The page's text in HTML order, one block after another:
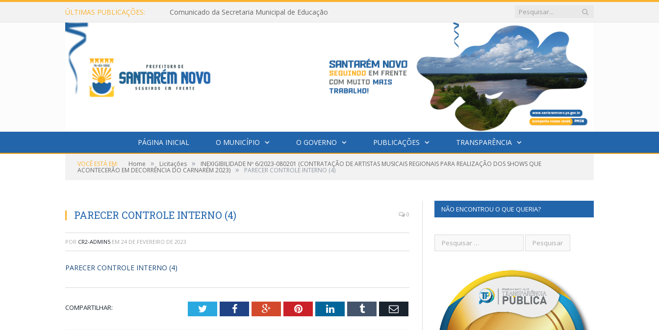
ÚLTIMAS PUBLICAÇÕES: Comunicado da Secretaria Municipal de Educação
PÁGINA INICIAL O MUNICÍPIO O GOVERNO PUBLICAÇÕES TRANSPARÊNCIA
VOCÊ ESTÁ EM: Home » Licitações » INEXIGIBILIDADE Nº 6/2023-080201 (CONTRATAÇÃO DE ARTISTAS MUSICAIS REGIONAIS PARA REALIZAÇÃO DOS SHOWS QUE
ACONTECERÃO EM DECORRÊNCIA DO CARNARÉM 2023) » PARECER CONTROLE INTERNO (4)
PARECER CONTROLE INTERNO (4) 0
POR CR2-ADMIN5 EM 24 DE FEVEREIRO DE 2023
PARECER CONTROLE INTERNO (4)
COMPARTILHAR: TwitterFacebookGoogle+PinterestLinkedInTumblr Email
NÃO ENCONTROU O QUE QUERIA?